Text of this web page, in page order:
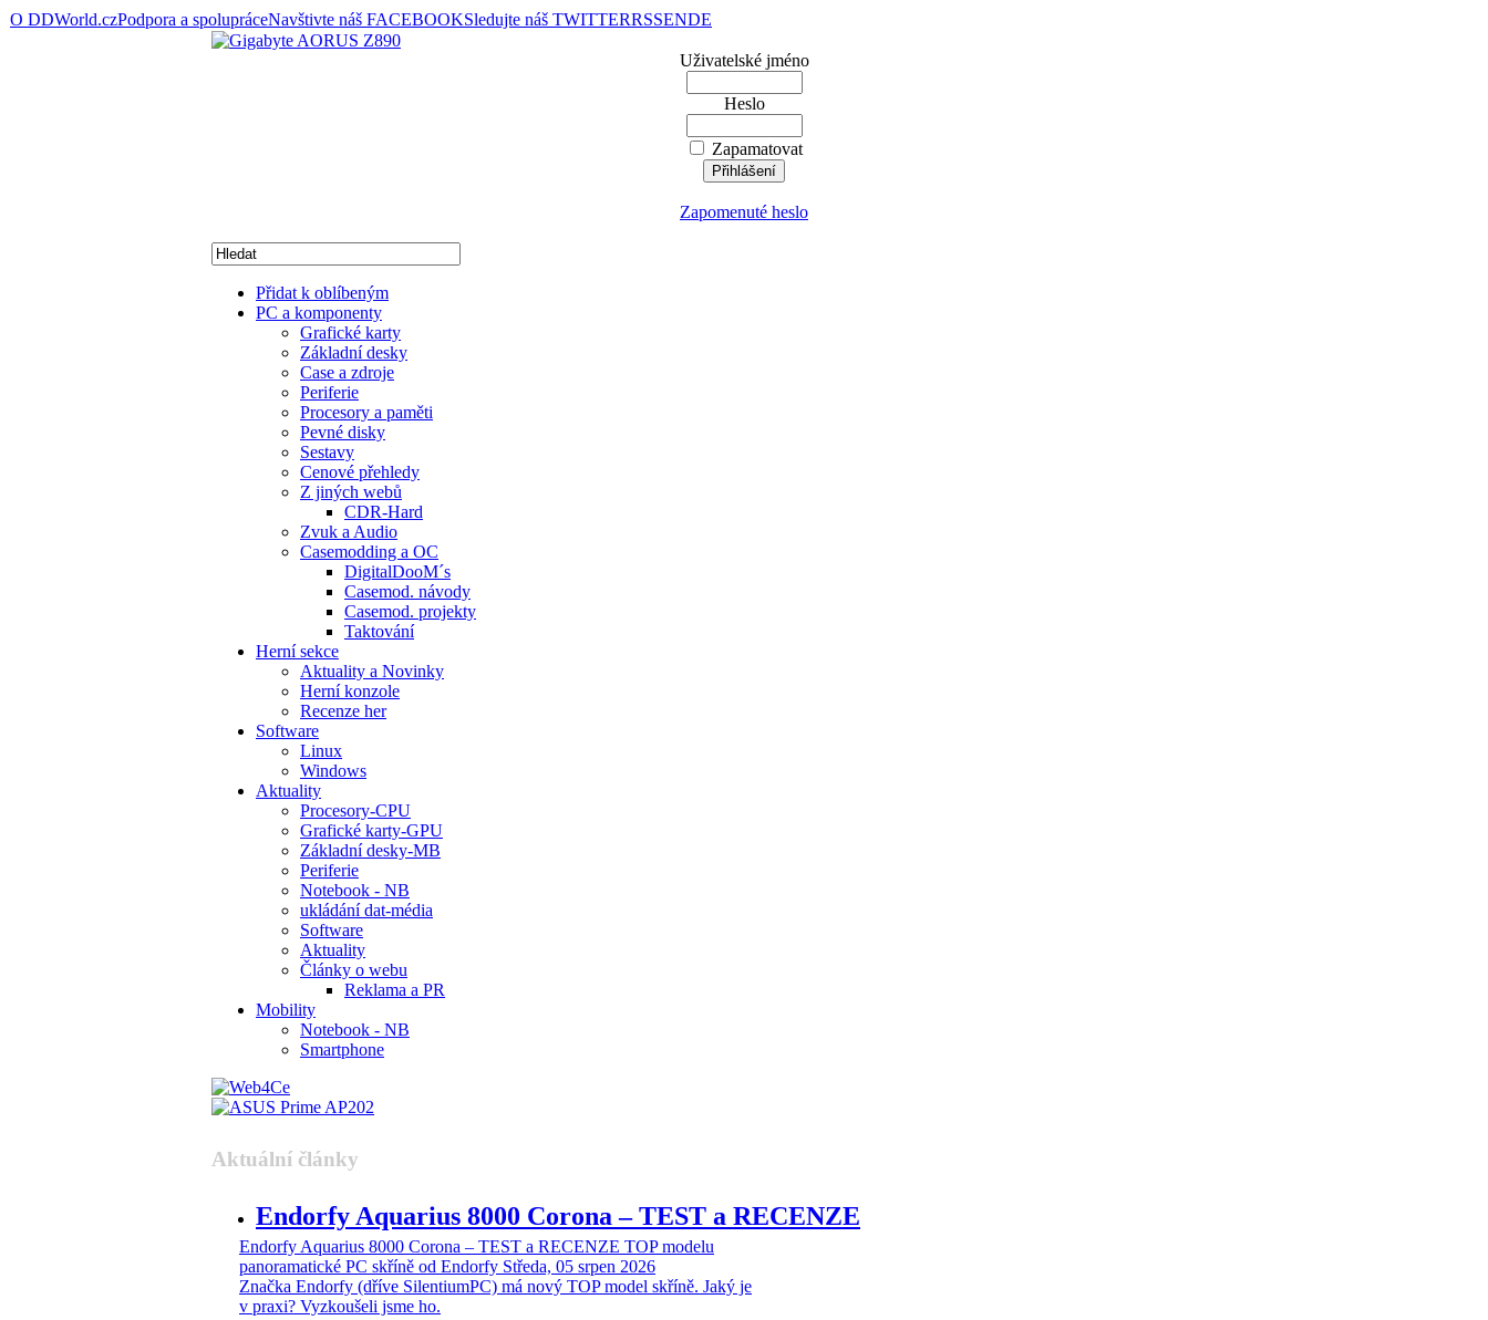
O DDWorld.czPodpora a spolupráceNavštivte náš FACEBOOKSledujte náš TWITTERRSSENDE
Uživatelské jméno
Heslo
Zapamatovat
Zapomenuté heslo
Přidat k oblíbeným
PC a komponenty
Grafické karty
Základní desky
Case a zdroje
Periferie
Procesory a paměti
Pevné disky
Sestavy
Cenové přehledy
Z jiných webů
CDR-Hard
Zvuk a Audio
Casemodding a OC
DigitalDooM´s
Casemod. návody
Casemod. projekty
Taktování
Herní sekce
Aktuality a Novinky
Herní konzole
Recenze her
Software
Linux
Windows
Aktuality
Procesory-CPU
Grafické karty-GPU
Základní desky-MB
Periferie
Notebook - NB
ukládání dat-média
Software
Aktuality
Články o webu
Reklama a PR
Mobility
Notebook - NB
Smartphone
Aktuální články
Endorfy Aquarius 8000 Corona – TEST a RECENZE
Endorfy Aquarius 8000 Corona – TEST a RECENZE TOP modelu
panoramatické PC skříně od Endorfy Středa, 05 srpen 2026
Značka Endorfy (dříve SilentiumPC) má nový TOP model skříně. Jaký je
v praxi? Vyzkoušeli jsme ho.